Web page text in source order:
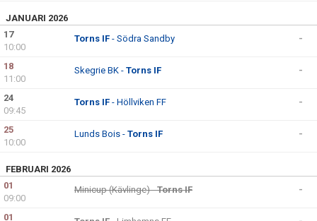
JANUARI 2026
17
10:00
Torns IF - Södra Sandby -
18
11:00
Skegrie BK - Torns IF -
24
09:45
Torns IF - Höllviken FF -
25
10:00
Lunds Bois - Torns IF -
FEBRUARI 2026
01
09:00
Minicup (Kävlinge) -Torns IF -
01